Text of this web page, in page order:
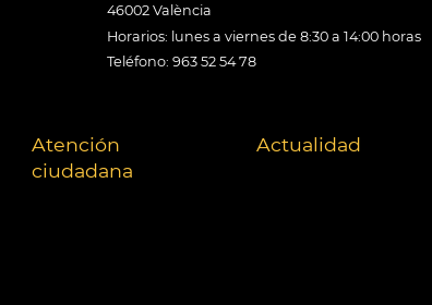
46002 València
Horarios: lunes a viernes de 8:30 a 14:00 horas
Teléfono: 963 52 54 78
Atención
ciudadana
Actualidad